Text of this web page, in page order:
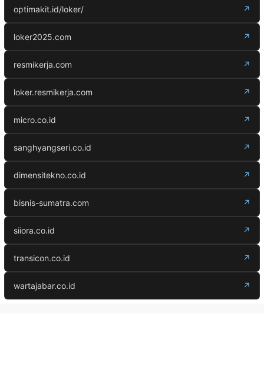
optimakit.id/loker/ ↗
loker2025.com ↗
resmikerja.com ↗
loker.resmikerja.com ↗
micro.co.id ↗
sanghyangseri.co.id ↗
dimensitekno.co.id ↗
bisnis-sumatra.com ↗
siiora.co.id ↗
transicon.co.id ↗
wartajabar.co.id ↗